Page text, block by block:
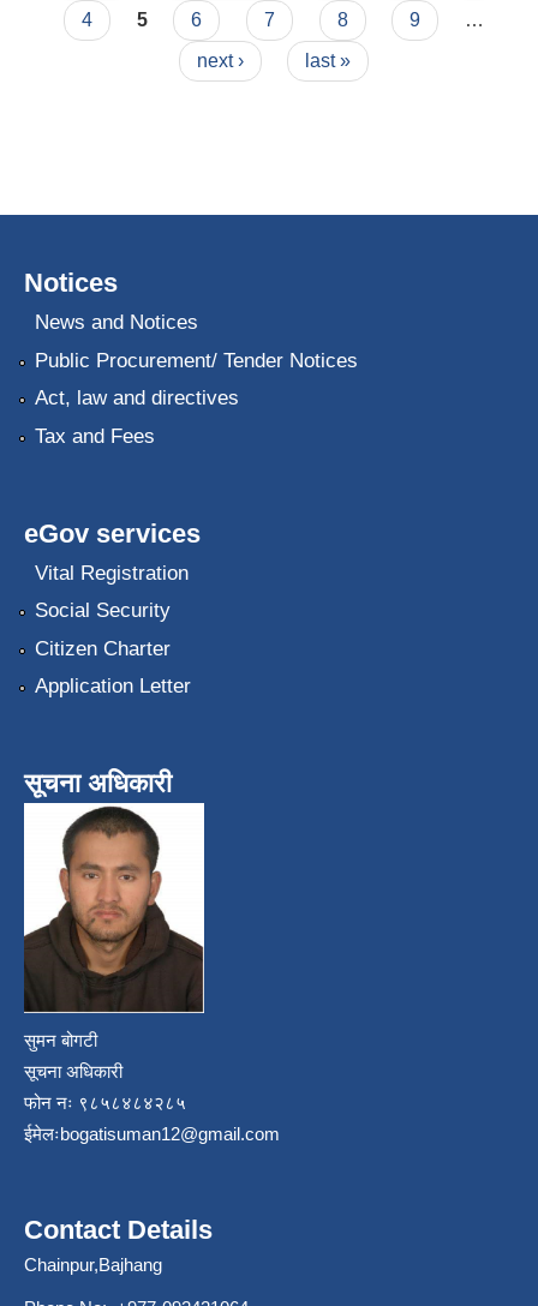
4
5 6 7 8 9
…
next ›
last »
Notices
News and Notices
Public Procurement/ Tender Notices
Act, law and directives
Tax and Fees
eGov services
Vital Registration
Social Security
Citizen Charter
Application Letter
सूचना अधिकारी
सुमन बोगटी
सूचना अधिकारी
फोन नः ९८५८४८४२८५
ईमेलःbogatisuman12@gmail.com
Contact Details
Chainpur,Bajhang